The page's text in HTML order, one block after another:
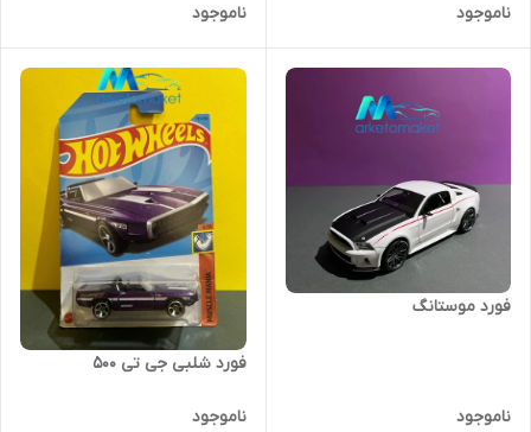
ناموجود ناموجود
فورد موستانگ‌
ناموجود
فورد شلبی جی تی ۵۰۰
ناموجود